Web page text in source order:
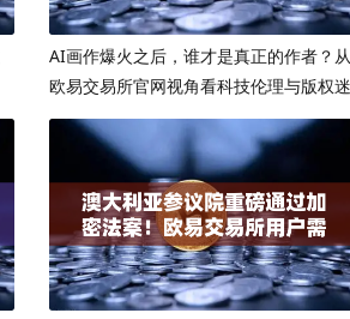
AI画作爆火之后，谁才是真正的作者？从
欧易交易所官网视角看科技伦理与版权迷
局